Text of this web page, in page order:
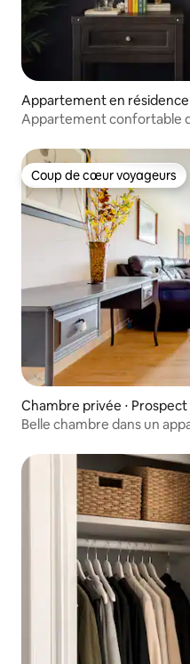
Appartement en résidence
Appartement confortable
Coup de cœur voyageurs
Coup de cœur voyageurs
Chambre privée ⋅
Belle chambre dans un